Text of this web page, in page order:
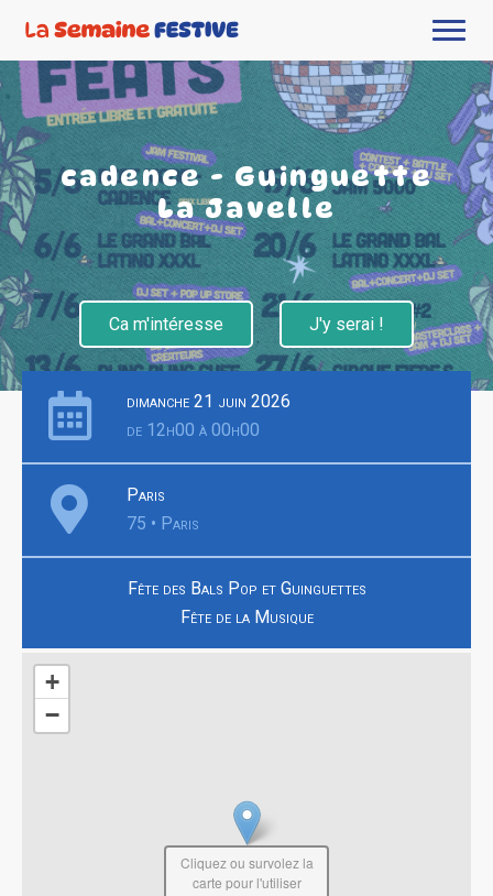
cadence - Guinguette
La Javelle
Ca m'intéresse J'y serai !
dimanche 21 juin 2026
de 12h00 à 00h00
Paris
75 • Paris
Fête des Bals Pop et Guinguettes
Fête de la Musique
+
−
Cliquez ou survolez la
carte pour l'utiliser